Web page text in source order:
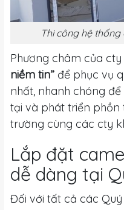
Thi công hệ
Phương châm của
niềm tin” để phục vụ
nhất, nhanh chóng
tại và phát triển phồn
trường cùng các cty
Lắp đặt
dễ dàng tại
Đối với tất cả các